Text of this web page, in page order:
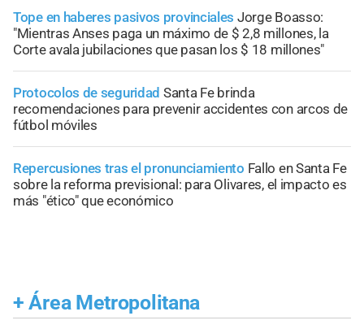
Tope en haberes pasivos provinciales Jorge Boasso:
"Mientras Anses paga un máximo de $ 2,8 millones, la
Corte avala jubilaciones que pasan los $ 18 millones"
Protocolos de seguridad Santa Fe brinda
recomendaciones para prevenir accidentes con arcos de
fútbol móviles
Repercusiones tras el pronunciamiento Fallo en Santa Fe
sobre la reforma previsional: para Olivares, el impacto es
más "ético" que económico
+ Área Metropolitana